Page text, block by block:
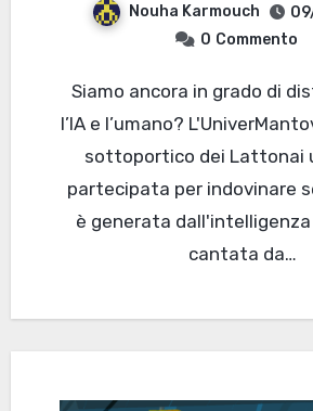
Nouha Karmouch
0 Commento
Siamo ancora in grado di distinguere tra
l’IA e l’umano?
sottoportico dei Lattonai
partecipata per indovinare
è generata
cantata da…